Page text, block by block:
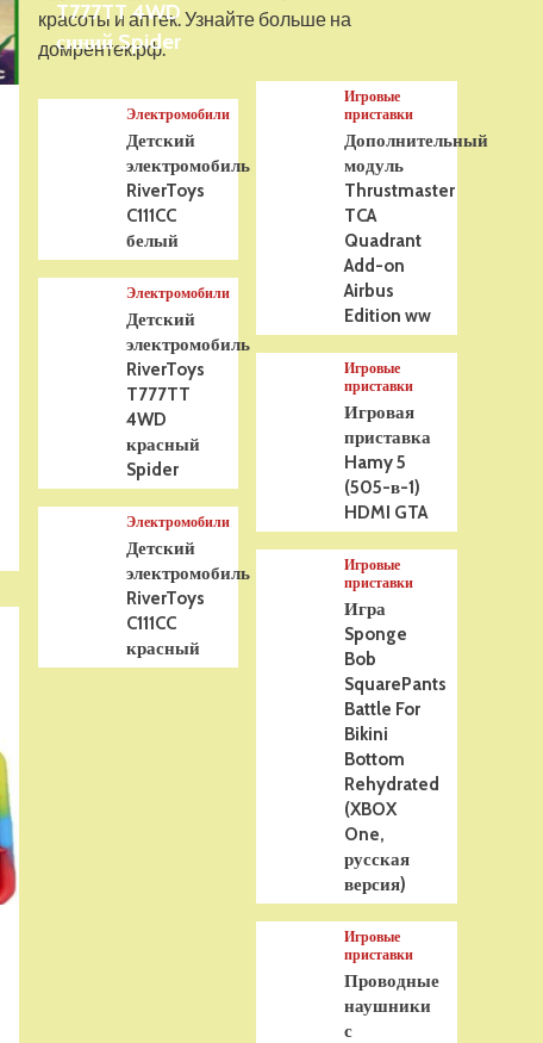
5
На радиоуправлении
(Германия) HC (для ИК
танкового боя) V3 2.4G
RTR, TG3848-1HC-IR3.0
красоты и аптек. Узнайте больше на
домрентек.рф.
T777TT 4WD
синий Spider
Электромобили
Детский
электромобиль
RiverToys
C111CC
белый
Электромобили
Детский
электромобиль
RiverToys
T777TT
4WD
красный
Spider
Электромобили
Детский
электромобиль
RiverToys
C111CC
красный
Игровые
приставки
Дополнительный
модуль
Thrustmaster
TCA
Quadrant
Add-on
Airbus
Edition ww
Игровые
приставки
Игровая
приставка
Hamy 5
(505-в-1)
HDMI GTA
Игровые
приставки
Игра
Sponge
Bob
SquarePants
Battle For
Bikini
Bottom
Rehydrated
(XBOX
One,
русская
версия)
Игровые
приставки
Проводные
наушники
с